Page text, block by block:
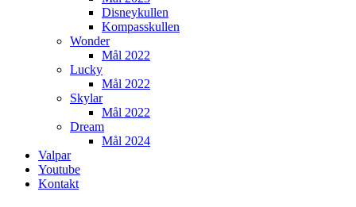
Disneykullen
Kompasskullen
Wonder
Mål 2022
Lucky
Mål 2022
Skylar
Mål 2022
Dream
Mål 2024
Valpar
Youtube
Kontakt